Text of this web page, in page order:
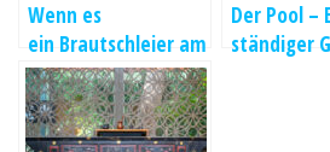
Wenn es
ein Brautschleier am
Tag der Hochzeit
sein soll
Der Pool –
ständiger